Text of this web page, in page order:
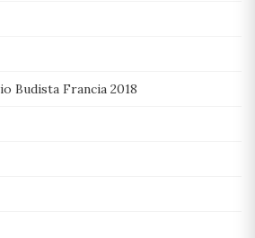
Budista Francia 2018